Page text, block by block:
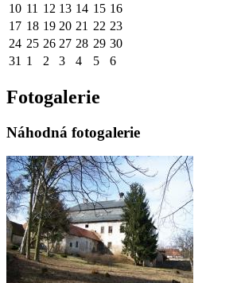
10 11 12 13 14 15 16
17 18 19 20 21 22 23
24 25 26 27 28 29 30
31 1 2 3 4 5 6
Fotogalerie
Náhodná fotogalerie